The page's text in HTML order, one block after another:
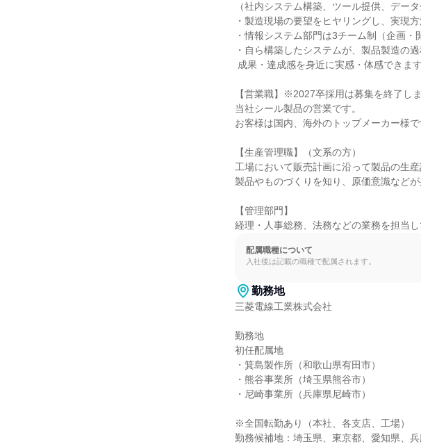
（社内システム構築、ツール提供、データ
・製造現場の要望をヒヤリングし、実現
・情報システム部門は3チーム制（企画
・自ら構築したシステムが、製品製造の
【営業職】※2027卒採用は募集を終了し
当社シール製品の営業です。
お客様は国内、海外のトップメーカー様で
【生産管理職】（文系の方）
工場において販売計画に沿って製品の生
製品やものづくりを知り、原価意識などが
【管理部門】
経理・人事総務、法務などの業務を担当し
配属職種について
入社後は記載の職種で配属されます。
勤務地
三菱電線工業株式会社
勤務地
初任配属地
・箕島製作所（和歌山県有田市）
・熊谷事業所（埼玉県熊谷市）
・尼崎事業所（兵庫県尼崎市）
※全国転勤あり（本社、各支店、工場）
勤務候補地：埼玉県、東京都、愛知県、